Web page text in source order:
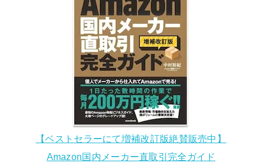
【ベストセラーにて増補改訂版絶賛販売中】
Amazon国内メーカー直取引完全ガイド